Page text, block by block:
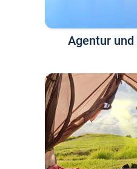
Agentur